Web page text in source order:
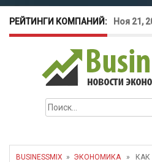
РЕЙТИНГИ КОМПАНИЙ: Ноя 21,
для
Окт 26,
бизнеса
Найти:
BUSINESSMIX » ЭКОНОМИКА» КАК